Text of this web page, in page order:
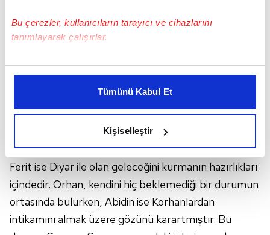
Bu çerezler, kullanıcıların tarayıcı ve cihazlarını
tanımlayarak çalışırlar.
Bu çerezlere izin vermeniz halinde sizlere özel
daha iyi reklam deneyimi yaşatabiliriz. Bunu yaparken
amacımızın size daha iyi bir reklam deneyimi sunmak
elimizden gelen çabayı gösterdiğimizi ve bu noktada,
kalemimiz olduğunu sizlere hatırlatmak isteriz.
Her halükârda, kullanıcılar, bu çerezlere izin vermedikleri
takdirde, kullanıcılara hedefli reklamlar
gösterilmeyecektir."
Tümünü Kabul Et
Kişiselleştir
YALI ÇAPKINI 79.BÖLÜM ÖZETİ
Seyran'ın geçmiş duygularından kopamaması
yüzünden Sinan ile olan ilişkisi yokuş aşağı giderken,
Ferit ise Diyar ile olan geleceğini kurmanın hazırlıkları
içindedir. Orhan, kendini hiç beklemediği bir durumun
ortasında bulurken, Abidin ise Korhanlardan
intikamını almak üzere gözünü karartmıştır. Bu